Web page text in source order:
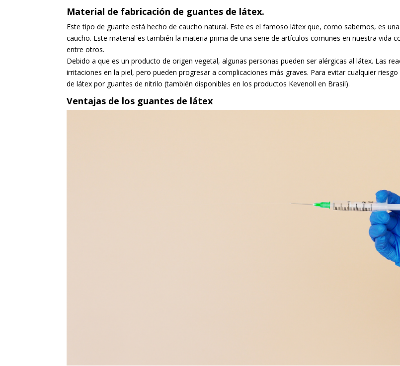
Material de fabricación de guantes de látex.
Este tipo de guante está hecho de caucho natural. Este es el famoso látex que, como sabemos, es
caucho. Este material es también la materia prima de una serie de artículos comunes en nuestra vida
entre otros.
Debido a que es un producto de origen vegetal, algunas personas pueden ser alérgicas al látex. Las
irritaciones en la piel, pero pueden progresar a complicaciones más graves. Para evitar cualquier
de látex por guantes de nitrilo (también disponibles en los productos Kevenoll en Brasil).
Ventajas de los guantes de látex